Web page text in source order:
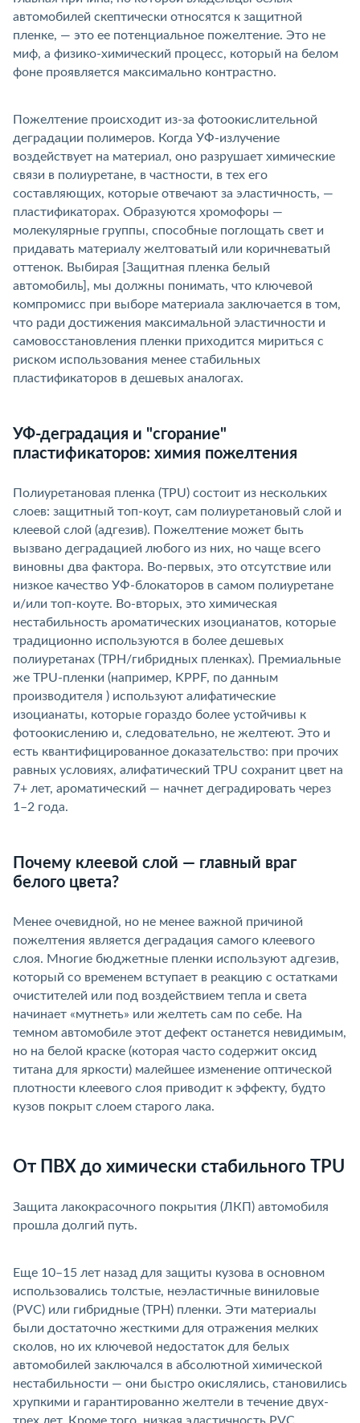
автомобилей скептически относятся к защитной
пленке, — это ее потенциальное пожелтение. Это не
миф, а физико-химический процесс, который на белом
фоне проявляется максимально контрастно.
Пожелтение происходит из-за фотоокислительной
деградации полимеров. Когда УФ-излучение
оздействует на материал, оно разрушает химические
связи в полиуретане, в частности, в тех его
составляющих, которые отвечают за эластичность, —
пластификаторах. Образуются хромофоры —
молекулярные группы, способные поглощать свет и
придавать материалу желтоватый или коричневатый
оттенок. Выбирая [Защитная пленка белый
автомобиль], мы должны понимать, что ключевой
компромисс при выборе материала заключается в том,
что ради достижения максимальной эластичности и
самовосстановления пленки приходится мириться с
риском использования менее стабильных
пластификаторов в дешевых аналогах.
УФ-деградация и "сгорание"
пластификаторов: химия пожелтения
Полиуретановая пленка (TPU) состоит из нескольких
слоев: защитный топ-коут, сам полиуретановый слой и
клеевой слой (адгезив). Пожелтение может быть
ызвано деградацией любого из них, но чаще всего
иновны два фактора. Во-первых, это отсутствие или
низкое качество УФ-блокаторов в самом полиуретане
и/или топ-коуте. Во-вторых, это химическая
нестабильность ароматических изоцианатов, которые
традиционно используются в более дешевых
полиуретанах (TPH/гибридных пленках). Премиальные
же TPU-пленки (например, KPPF, по данным
производителя ) используют алифатические
изоцианаты, которые гораздо более устойчивы к
фотоокислению и, следовательно, не желтеют. Это и
есть квантифицированное доказательство: при прочих
равных условиях, алифатический TPU сохранит цвет на
7+ лет, ароматический — начнет деградировать через
1–2 года.
Почему клеевой слой — главный вра
елого цвета?
Менее очевидной, но не менее важной причиной
пожелтения является деградация самого клеевого
слоя. Многие бюджетные пленки используют адгезив,
который со временем вступает в реакцию с остатками
очистителей или под воздействием тепла и света
начинает «мутнеть» или желтеть сам по себе. На
темном автомобиле этот дефект останется невидимым,
но на белой краске (которая часто содержит оксид
титана для яркости) малейшее изменение оптической
плотности клеевого слоя приводит к эффекту, будто
кузов покрыт слоем старого лака.
От ПВХ до химически стабильного TPU
Защита лакокрасочного покрытия (ЛКП) автомобиля
прошла долгий путь.
Еще 10–15 лет назад для защиты кузова в основном
использовались толстые, неэластичные виниловые
(PVC) или гибридные (TPH) пленки. Эти материалы
ыли достаточно жесткими для отражения мелких
сколов, но их ключевой недостаток для белых
автомобилей заключался в абсолютной химической
нестабильности — они быстро окислялись, становились
хрупкими и гарантированно желтели в течение двух-